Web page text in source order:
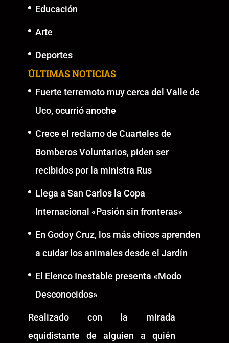
Educación
Arte
Deportes
ÚLTIMAS NOTICIAS
Fuerte terremoto muy cerca del Valle de
Uco, ocurrió anoche
Crece el reclamo de Cuarteles de
Bomberos Voluntarios, piden ser
recibidos por la ministra Rus
Llega a San Carlos la Copa
Internacional «Pasión sin fronteras»
En Godoy Cruz, los más chicos aprenden
a cuidar los animales desde el Jardín
El Elenco Inestable presenta «Modo
Desconocidos»
Realizado con la mirada
equidistante de alguien a quién